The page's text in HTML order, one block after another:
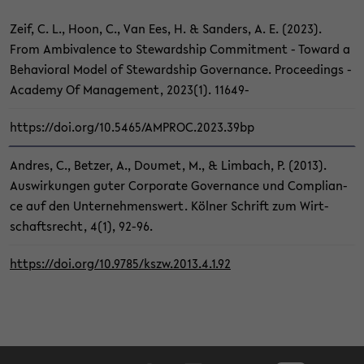
Zeif, C. L., Hoon, C., Van Ees, H. & San­ders, A. E. (2023).
From Am­bi­va­lence to Ste­ward­ship Com­mit­ment - To­ward a
Be­ha­vio­ral Model of Ste­ward­ship Go­ver­nan­ce. Pro­cee­dings -
Aca­de­my Of Ma­nage­ment, 2023(1). 11649-​
https://doi.org/10.5465/AM­PROC.2023.39bp
And­res, C., Bet­zer, A., Do­u­met, M., & Lim­bach, P. (2013).
Aus­wir­kun­gen guter Cor­po­ra­te Go­ver­nan­ce und Com­pli­an­
ce auf den Un­ter­neh­mens­wert. Köl­ner Schrift zum Wirt­
schafts­recht, 4(1), 92-96.
https://doi.org/10.9785/kszw.2013.4.1.92